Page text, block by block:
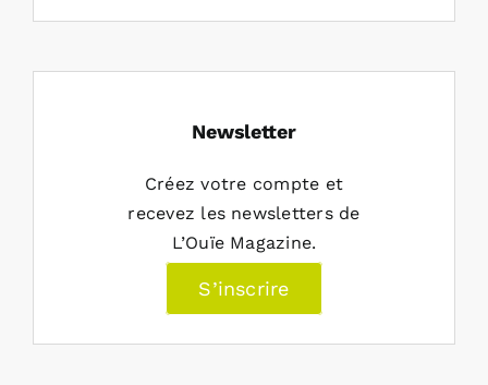
Newsletter
Créez votre compte et
recevez les newsletters de
L’Ouïe Magazine.
S’inscrire